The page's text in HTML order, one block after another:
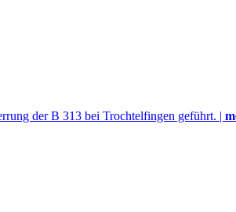
der B 313 bei Trochtelfingen geführt. |